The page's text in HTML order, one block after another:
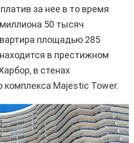
за нее в то время
50 тысяч
площадью 285
в престижном
в стенах
комплекса Majestic Tower.